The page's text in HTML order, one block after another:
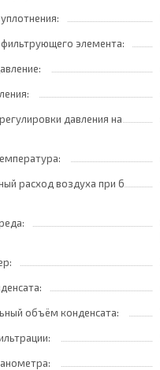
элемента:
давления на
расход воздуха при 6
объём конденсата: